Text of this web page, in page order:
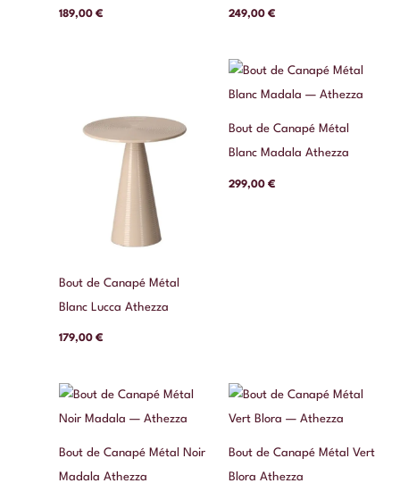
189,00€ 249,00 €
Bout de Canapé Métal
Blanc Lucca Athezza
179,00€
Bout de Canapé Métal
Blanc Madala Athezza
299,00 €
Bout de Canapé Métal Noir
Madala Athezza
Bout de Canapé Métal Vert
Blora Athezza